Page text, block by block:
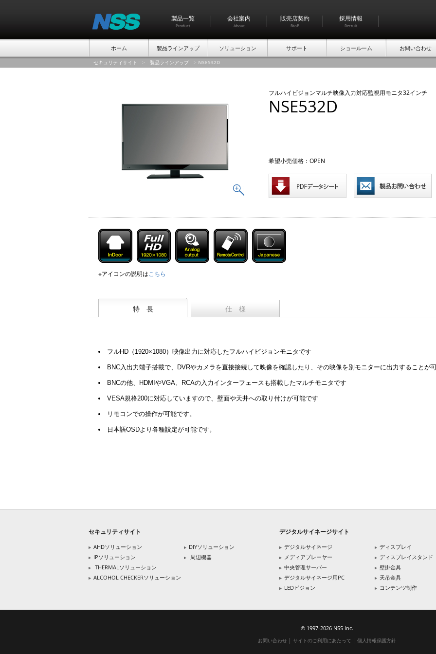
製品一覧
Product
会社案内
About
販売店契約
BtoB
採用情報
Recruit
ホーム 製品ラインアップ ソリューション サポート ショールーム お問い合わせ
セキュリティサイト > 製品ラインアップ > NSE532D
フルハイビジョンマルチ映像入力対応監視用モニタ32インチ
NSE532D
希望小売価格：OPEN
※アイコンの説明はこちら
特 長 仕 様
フルHD（1920×1080）映像出力に対応したフルハイビジョンモニタです
BNC入出力端子搭載で、DVRやカメラを直接接続して映像を確認したり、その映像を別モニターに出力することが
BNCの他、HDMIやVGA、RCAの入力インターフェースも搭載したマルチモニタです
VESA規格200に対応していますので、壁面や天井への取り付けが可能です
リモコンでの操作が可能です。
日本語OSDより各種設定が可能です。
セキュリティサイト
AHDソリューション
IPソリューション
THERMALソリューション
ALCOHOL CHECKERソリューション
DIYソリューション
周辺機器
デジタルサイネージサイト
デジタルサイネージ
メディアプレーヤー
中央管理サーバー
デジタルサイネージ用PC
LEDビジョン
ディスプレイ
ディスプレイスタンド
壁掛金具
天吊金具
コンテンツ制作
© 1997-2026 NSS Inc.
お問い合わせ サイトのご利用にあたって 個人情報保護方針